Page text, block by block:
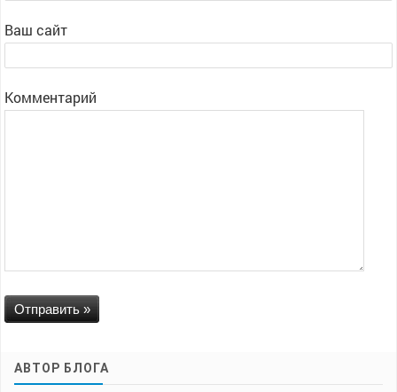
Ваш сайт
Комментарий
АВТОР БЛОГА